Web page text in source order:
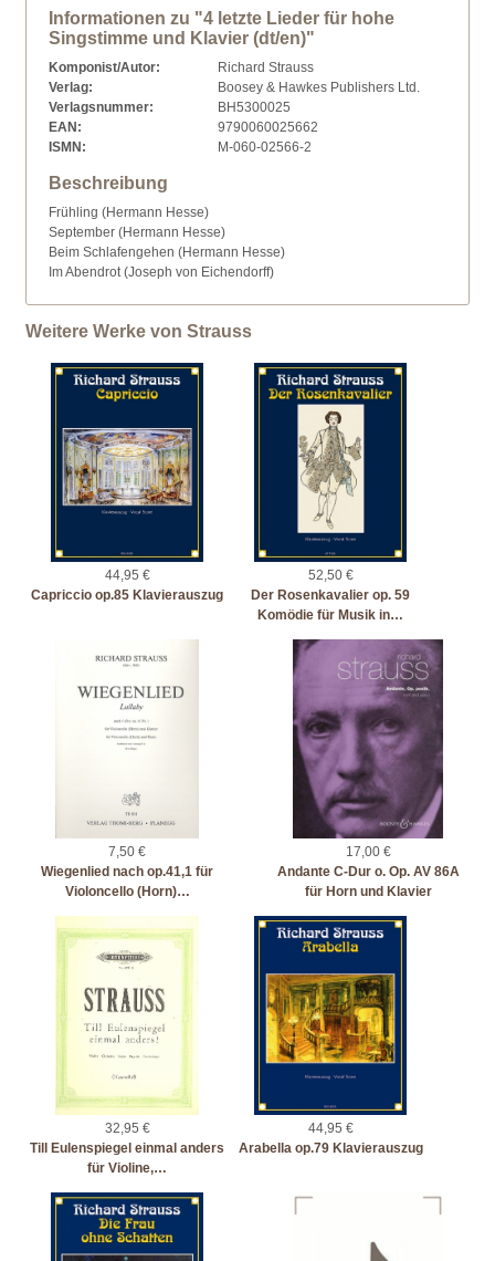
Informationen zu "4 letzte Lieder für hohe
Singstimme und Klavier (dt/en)"
Komponist/Autor:
Richard Strauss
Verlag:
Boosey & Hawkes Publishers Ltd.
Verlagsnummer:
BH5300025
EAN:
9790060025662
ISMN:
M-060-02566-2
Beschreibung
Frühling (Hermann Hesse)
September (Hermann Hesse)
Beim Schlafengehen (Hermann Hesse)
Im Abendrot (Joseph von Eichendorff)
Weitere Werke von Strauss
44,95 €
Capriccio op.85 Klavierauszug
52,50 €
Der Rosenkavalier op. 59
Komödie für Musik in…
7,50 €
Wiegenlied nach op.41,1 für
Violoncello (Horn)…
17,00 €
Andante C-Dur o. Op. AV 86A
für Horn und Klavier
32,95 €
Till Eulenspiegel einmal anders
für Violine,…
44,95 €
Arabella op.79 Klavierauszug